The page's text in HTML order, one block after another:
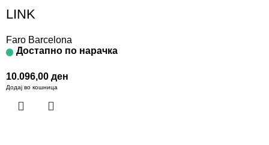
LINK
Faro Barcelona
Достапно по нарачка
10.096,00 ден
Додај во кошница